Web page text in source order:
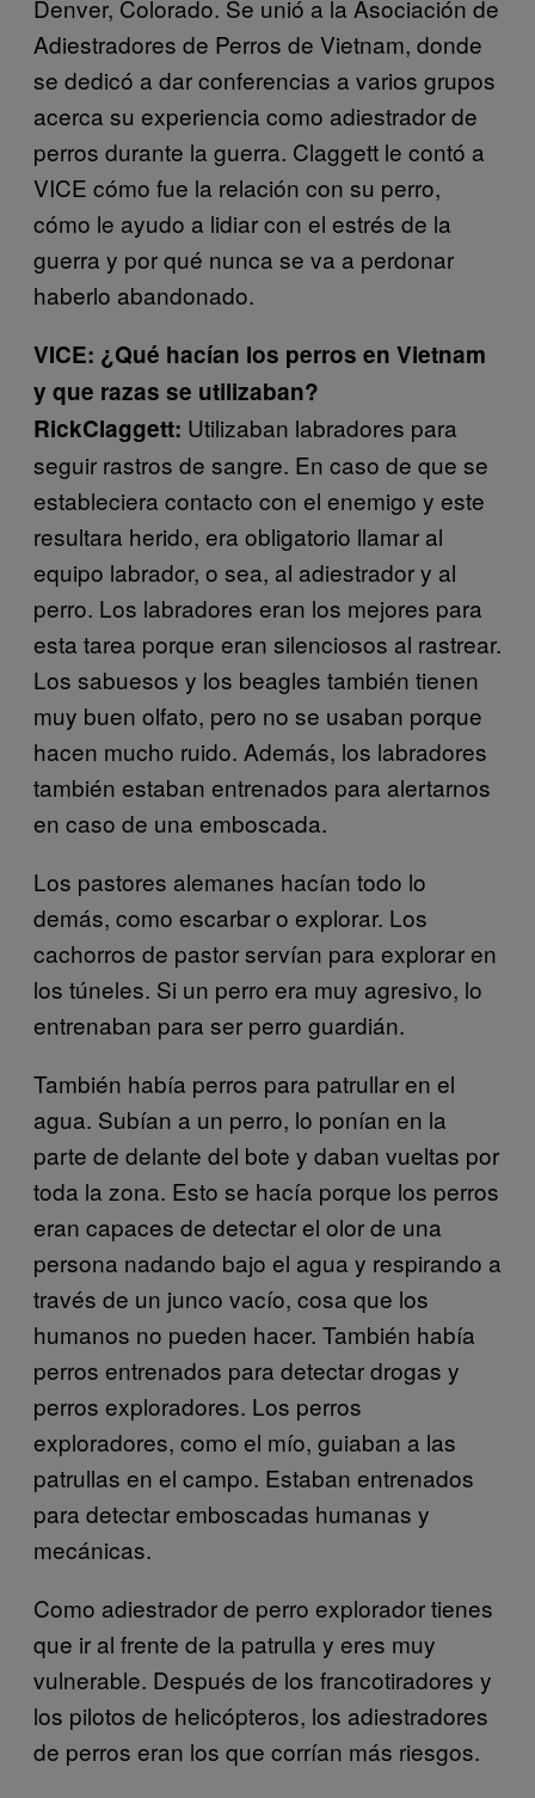
Denver, Colorado. Se unió a la Asociación de
Adiestradores de Perros de Vietnam, donde
se dedicó a dar conferencias a varios grupos
acerca su experiencia como adiestrador de
perros durante la guerra. Claggett le contó a
VICE cómo fue la relación con su perro,
cómo le ayudo a lidiar con el estrés de la
guerra y por qué nunca se va a perdonar
haberlo abandonado.
VICE: ¿Qué hacían los perros en Vietnam
y que razas se utilizaban?
RickClaggett: Utilizaban labradores para
seguir rastros de sangre. En caso de que se
estableciera contacto con el enemigo y este
resultara herido, era obligatorio llamar al
equipo labrador, o sea, al adiestrador y al
perro. Los labradores eran los mejores para
esta tarea porque eran silenciosos al rastrear.
Los sabuesos y los beagles también tienen
muy buen olfato, pero no se usaban porque
hacen mucho ruido. Además, los labradores
también estaban entrenados para alertarnos
en caso de una emboscada.
Los pastores alemanes hacían todo lo
demás, como escarbar o explorar. Los
cachorros de pastor servían para explorar en
los túneles. Si un perro era muy agresivo, lo
entrenaban para ser perro guardián.
También había perros para patrullar en el
agua. Subían a un perro, lo ponían en la
parte de delante del bote y daban vueltas por
toda la zona. Esto se hacía porque los perros
eran capaces de detectar el olor de una
persona nadando bajo el agua y respirando a
través de un junco vacío, cosa que los
humanos no pueden hacer. También había
perros entrenados para detectar drogas y
perros exploradores. Los perros
exploradores, como el mío, guiaban a las
patrullas en el campo. Estaban entrenados
para detectar emboscadas humanas y
mecánicas.
Como adiestrador de perro explorador tienes
que ir al frente de la patrulla y eres muy
vulnerable. Después de los francotiradores y
los pilotos de helicópteros, los adiestradores
de perros eran los que corrían más riesgos.